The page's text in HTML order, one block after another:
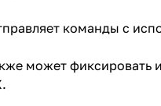
команды с
может фиксировать